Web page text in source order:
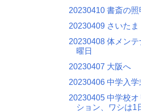
20230410 書斎の照
20230409 さいたま
20230408 体メン
曜日
20230407 大阪へ
20230406 中学入学
20230405 中学校
ション、ワシは1